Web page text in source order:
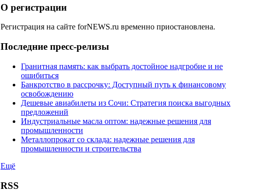
О регистрации
Регистрация на сайте forNEWS.ru временно приостановлена.
Последние пресс-релизы
Гранитная память: как выбрать достойное надгробие и не
ошибиться
Банкротство в рассрочку: Доступный путь к финансовому
освобождению
Дешевые авиабилеты из Сочи: Стратегия поиска выгодных
предложений
Индустриальные масла оптом: надежные решения для
промышленности
Металлопрокат со склада: надежные решения для
промышленности и строительства
Ещё
RSS